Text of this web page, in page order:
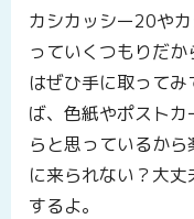
カシカッシー20や
っていくつもりだ
はぜひ手に取って
ば、色紙やポスト
らと思っているか
に来られない？大
するよ。